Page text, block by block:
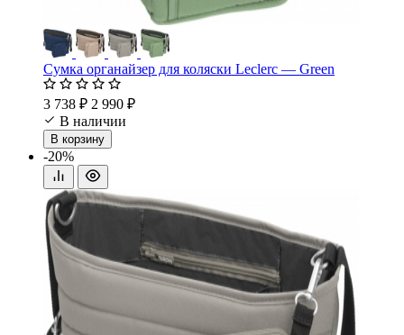
Сумка органайзер для коляски Leclerc — Green
3 738 ₽ 2 990 ₽
В наличии
В корзину
-20%